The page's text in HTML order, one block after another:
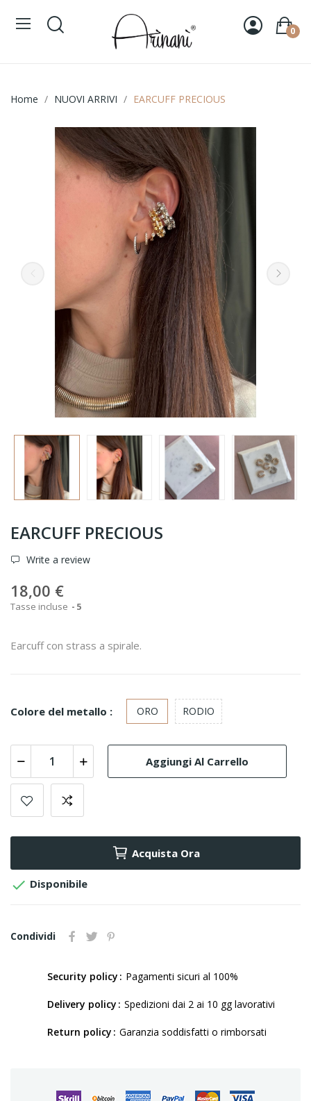
0
Home NUOVI ARRIVI EARCUFF PRECIOUS
EARCUFF PRECIOUS
Write a review
18,00 €
Tasse incluse 5
Earcuff con strass a spirale.
Colore del metallo : ORO RODIO
Aggiungi Al Carrello
Acquista Ora
 Disponibile
Condividi
Security policy Pagamenti sicuri al 100%
Delivery policy Spedizioni dai 2 ai 10 gg lavorativi
Return policy Garanzia soddisfatti o rimborsati